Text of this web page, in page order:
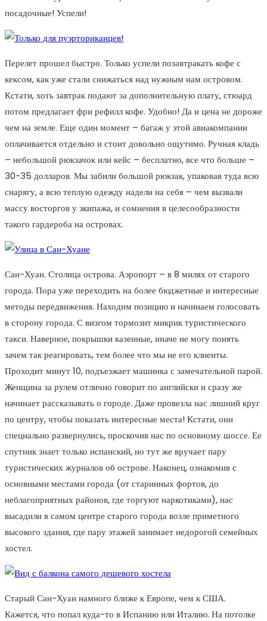
посадочные! Успели!
Перелет прошел быстро. Только успели позавтракать кофе с
кексом, как уже стали снижаться над нужным нам островом.
Кстати, хоть завтрак подают за дополнительную плату, стюард
потом предлагает фри рефилл кофе. Удобно! Да и цена не дороже
чем на земле. Еще один момент – багаж у этой авиакомпании
оплачивается отдельно и стоит довольно ощутимо. Ручная кладь
– небольшой рюкзачок или кейс – бесплатно, все что больше –
30-35 долларов. Мы забили большой рюкзак, упаковав туда всю
снарягу, а всю теплую одежду надели на себя – чем вызвали
массу восторгов у экипажа, и сомнения в целесообразности
такого гардероба на островах.
Сан-Хуан. Столица острова. Аэропорт – в 8 милях от старого
города. Пора уже переходить на более бюджетные и интересные
методы передвижения. Находим позицию и начинаем голосовать
в сторону города. С визгом тормозит микрик туристического
такси. Наверное, покрышки казенные, иначе не могу понять
зачем так реагировать, тем более что мы не его клиенты.
Проходит минут 10, подъезжает машинка с замечательной парой.
Женщина за рулем отлично говорит по английски и сразу же
начинает рассказывать о городе. Даже провезла нас лишний круг
по центру, чтобы показать интересные места! Кстати, они
специально развернулись, проскочив нас по основному шоссе. Ее
спутник знает только испанский, но тут же вручает пару
туристических журналов об острове. Наконец, ознакомив с
основными местами города (от старинных фортов, до
неблагоприятных районов, где торгуют наркотиками), нас
высадили в самом центре старого города возле приметного
высокого здания, где пару этажей занимает недорогой семейных
хостел.
Старый Сан-Хуан намного ближе к Европе, чем к США.
Кажется, что попал куда-то в Испанию или Италию. На потолке